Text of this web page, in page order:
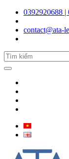
0392920688 |
contact@ata-